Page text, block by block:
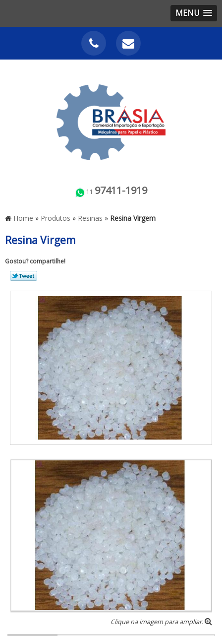
MENU
11 97411-1919
Home » Produtos » Resinas » Resina Virgem
Resina Virgem
Gostou? compartilhe!
Clique na imagem para ampliar.